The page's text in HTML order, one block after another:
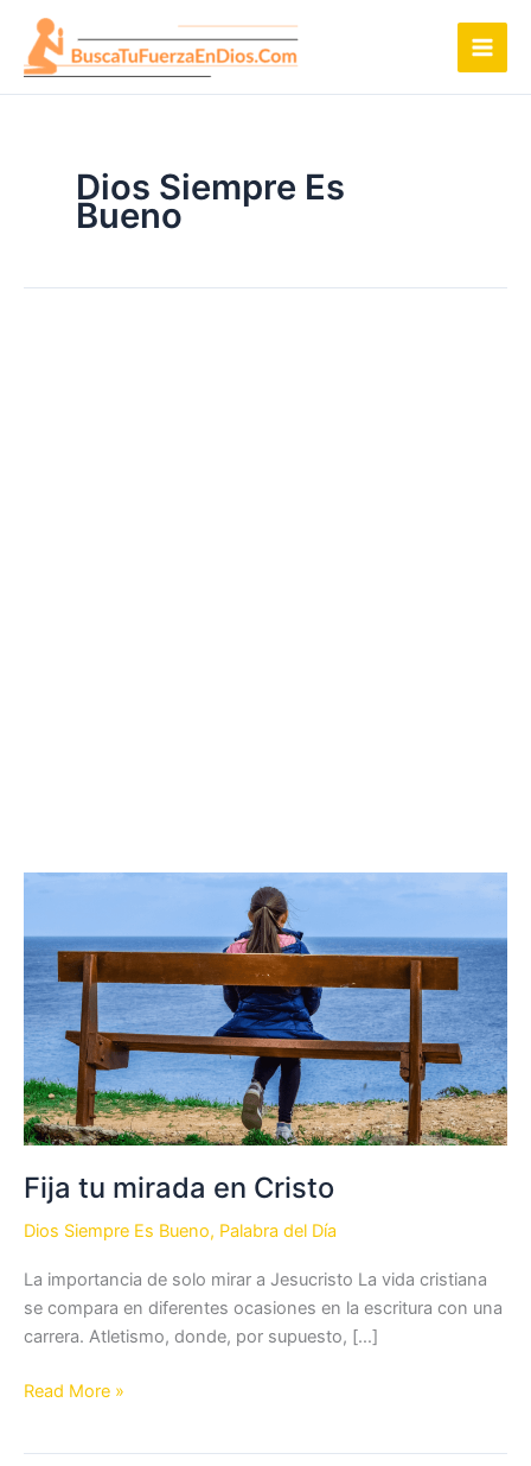
contenido
Dios Siempre Es
Bueno
Fija tu mirada en Cristo
Dios Siempre Es Bueno, Palabra del Día
La importancia de solo mirar a Jesucristo La vida cristiana
se compara en diferentes ocasiones en la escritura con una
carrera. Atletismo, donde, por supuesto, […]
Fija
Read More »